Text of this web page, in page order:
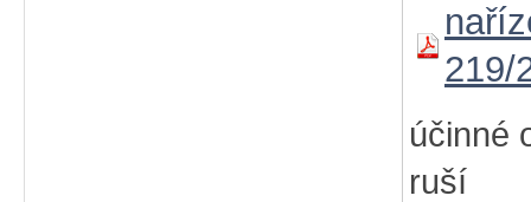
219/
účinné
ruší